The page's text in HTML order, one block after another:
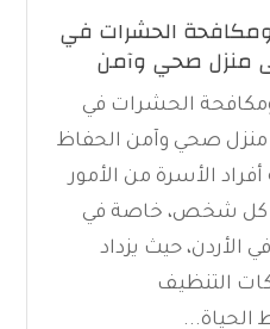
الحشرات في
منزل صحي وآمن
الحشرات في
منزل صحي وآمن الحفاظ
الأسرة من الأمور
كل شخص، خاصة في
الأردن، حيث يزداد
التنظيف